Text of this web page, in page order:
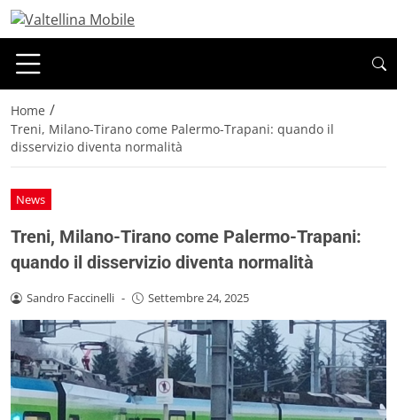
Home /
Treni, Milano-Tirano come Palermo-Trapani: quando il
disservizio diventa normalità
News
Treni, Milano-Tirano come Palermo-Trapani:
quando il disservizio diventa normalità
Sandro Faccinelli - Settembre 24, 2025